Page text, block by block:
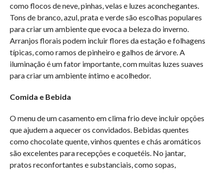
como flocos de neve, pinhas, velas e luzes aconchegantes.
Tons de branco, azul, prata e verde são escolhas populares
para criar um ambiente que evoca a beleza do inverno.
Arranjos florais podem incluir flores da estação e folhagens
típicas, como ramos de pinheiro e galhos de árvore. A
iluminação é um fator importante, com muitas luzes suaves
para criar um ambiente íntimo e acolhedor.
Comida e Bebida
O menu de um casamento em clima frio deve incluir opções
que ajudem a aquecer os convidados. Bebidas quentes
como chocolate quente, vinhos quentes e chás aromáticos
são excelentes para recepções e coquetéis. No jantar,
pratos reconfortantes e substanciais, como sopas,